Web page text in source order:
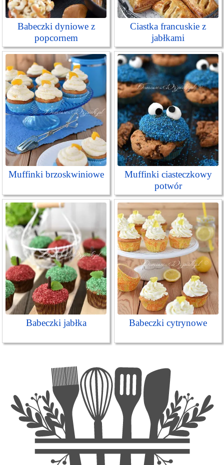
Babeczki dyniowe z
popcornem
Ciastka francuskie z
jabłkami
Muffinki brzoskwiniowe
Muffinki ciasteczkowy
potwór
Babeczki jabłka Babeczki cytrynowe